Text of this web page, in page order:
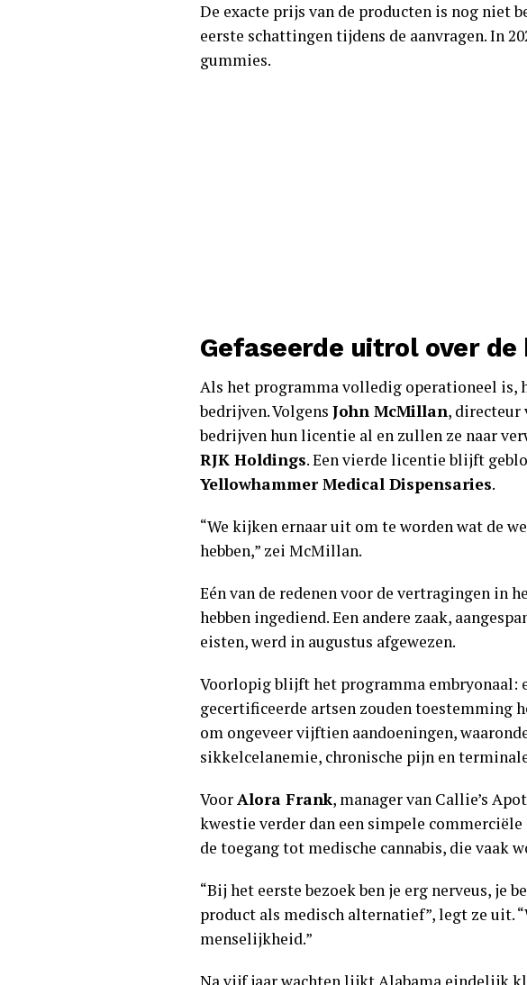
De exacte prijs van de producten is nog niet
eerste schattingen tijdens de aanvragen. In
gummies.
Gefaseerde uitrol over
Als het programma volledig operationeel is,
bedrijven. Volgens John McMillan, directeur
bedrijven hun licentie al en zullen ze naar
RJK Holdings. Een vierde licentie blijft
Yellowhammer Medical Dispensaries.
“We kijken ernaar uit om te worden wat de
hebben,” zei McMillan.
Eén van de redenen voor de vertragingen in
hebben ingediend. Een andere zaak,
eisten, werd in augustus afgewezen.
Voorlopig blijft het programma embryonaal:
gecertificeerde artsen zouden toestemming
om ongeveer vijftien aandoeningen,
sikkelcelanemie, chronische pijn en
VoorAlora Frank, manager van Callie’s
kwestie verder dan een simpele
de toegang tot medische cannabis, die vaak
“Bij het eerste bezoek ben je erg nerveus, je
product als medisch alternatief”, legt ze uit.
menselijkheid.”